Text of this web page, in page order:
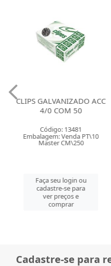
CLIPS GALVANIZADO ACC
4/0 COM 50
Código: 13481
Embalagem: Venda PT\10
Master CM\250
Faça seu login ou
cadastre-se para
ver preços e
comprar
Cadastre-se para